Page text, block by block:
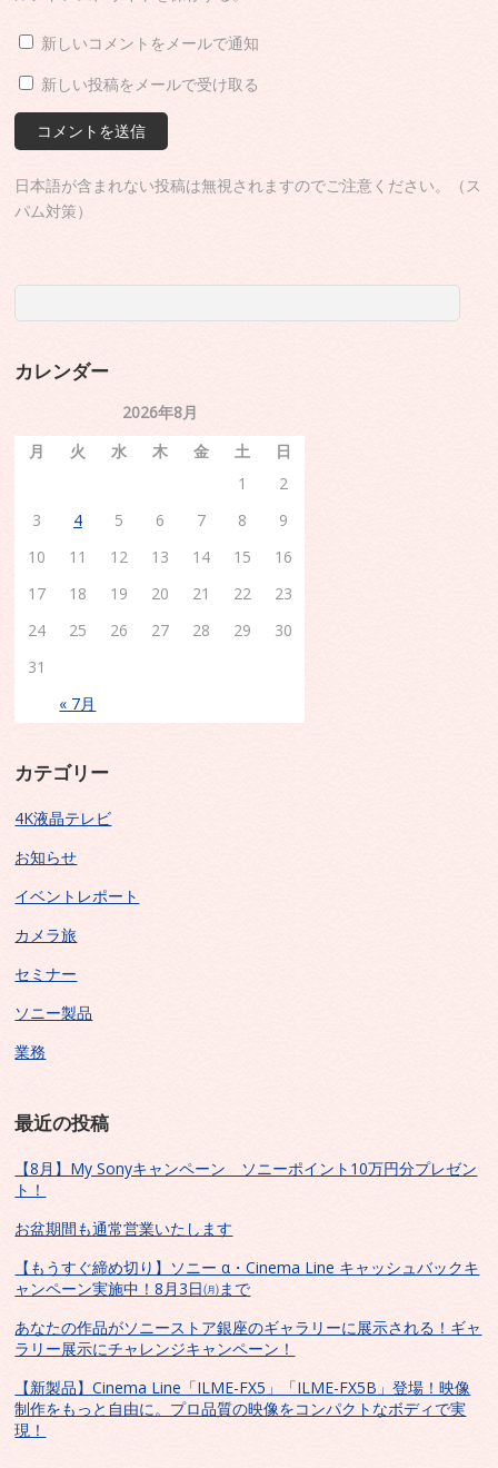
新しいコメントをメールで通知
新しい投稿をメールで受け取る
日本語が含まれない投稿は無視されますのでご注意ください。（ス
パム対策）
カレンダー
2026年8月
月
火 水 木 金 土 日
« 7月
1
2
3
4 5 6 7 8
9
10
11 12 13 14 15
16
17
18 19 20 21 22
23
24
25 26 27 28 29
30
31
カテゴリー
4K液晶テレビ
お知らせ
イベントレポート
カメラ旅
セミナー
ソニー製品
業務
最近の投稿
【8月】My Sonyキャンペーン ソニーポイント10万円分プレゼン
ト！
お盆期間も通常営業いたします
【もうすぐ締め切り】ソニー α・Cinema Line キャッシュバックキ
ャンペーン実施中！8月3日㈪まで
あなたの作品がソニーストア銀座のギャラリーに展示される！ギャ
ラリー展示にチャレンジキャンペーン！
【新製品】Cinema Line「ILME-FX5」「ILME-FX5B」登場！映像
制作をもっと自由に。プロ品質の映像をコンパクトなボディで実
現！